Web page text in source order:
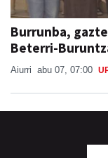
Burrunba,
Beterri-
Aiurri abu 07, 07:00